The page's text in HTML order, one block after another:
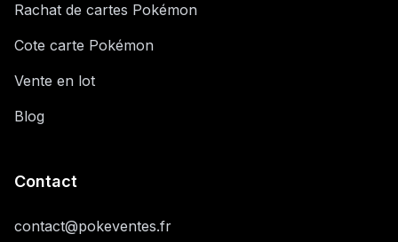
Rachat de cartes Pokémon
Cote carte Pokémon
Vente en lot
Blog
Contact
contact@pokeventes.fr